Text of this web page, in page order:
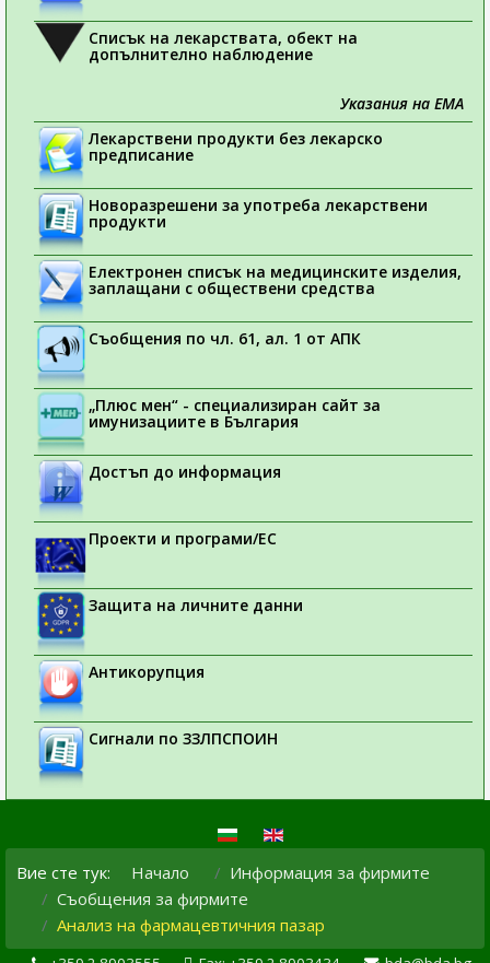
Списък на лекарствата, обект на
допълнително наблюдение
Указания на ЕМА
Лекарствени продукти без лекарско
предписание
Новоразрешени за употреба лекарствени
продукти
Електронен списък на медицинските изделия,
заплащани с обществени средства
Съобщения по чл. 61, ал. 1 от АПК
„Плюс мен“ - специализиран сайт за
имунизациите в България
Достъп до информация
Проекти и програми/ЕС
Защита на личните данни
Антикорупция
Сигнали по ЗЗЛПСПОИН
Вие сте тук: Начало
Информация за фирмите
Съобщения за фирмите
Анализ на фармацевтичния пазар